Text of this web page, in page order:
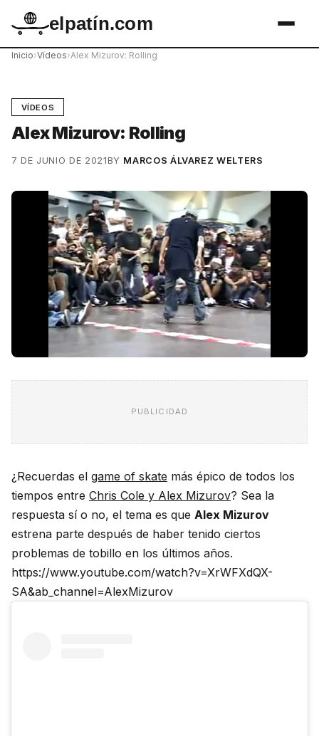
elpatín.com
Inicio›Vídeos›Alex Mizurov: Rolling
VÍDEOS
Alex Mizurov: Rolling
7 DE JUNIO DE 2021BY MARCOS ÁLVAREZ WELTERS
PUBLICIDAD
¿Recuerdas el game of skate más épico de todos los
tiempos entre Chris Cole y Alex Mizurov? Sea la
respuesta sí o no, el tema es que Alex Mizurov
estrena parte después de haber tenido ciertos
problemas de tobillo en los últimos años.
https://www.youtube.com/watch?v=XrWFXdQX-
SA&ab_channel=AlexMizurov